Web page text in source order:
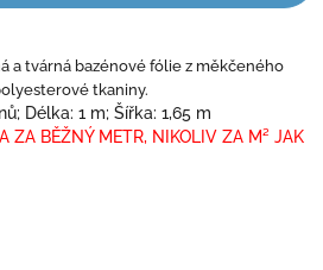
a tvárná bazénové fólie z měkčeného
tkaniny.
Délka: 1 m; Šířka: 1,65 m
ZA BĚŽNÝ METR, NIKOLIV ZA M² JAK